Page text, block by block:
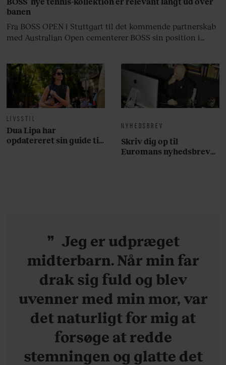
LIVSSTIL
Dua Lipa har
opdatereret sin guide til
NYHEDSBREV
Skriv dig op til
Euromans nyhedsbrev
banen
Fra BOSS OPEN i Stuttgart til det kommende partnerskab
med Australian Open cementerer BOSS sin position i
Jeg er udpræget
midterbarn. Når min far
drak sig fuld og blev
uvenner med min mor, var
det naturligt for mig at
forsøge at redde
stemningen og glatte det